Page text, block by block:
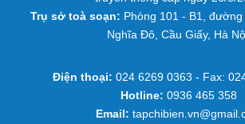
Trụ sở toà soạn: Phòng 101 - B1,
Nghĩa Đô, Cầu Giấy, Hà
Điện thoại: 024 6269 0363 - Fax:
Hotline: 0936 465 358
Email: